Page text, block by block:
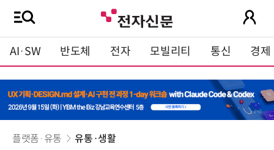
AI·SW 반도체 전자 모빌리티 통신 경제
플랫폼·유통 유통·생활